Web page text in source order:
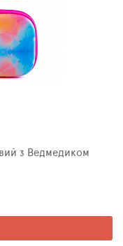
з Ведмедиком